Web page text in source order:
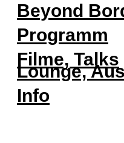
Beyond
Programm
Filme, Talks
Lounge,
Info